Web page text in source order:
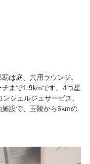
は庭、共用ラウンジ、
まで1.9kmです。4つ星
シェルジュサービス、
設で、玉陵から5kmの